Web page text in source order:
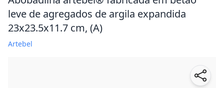
leve de agregados de argila expandida
23x23.5x11.7 cm, (A)
Artebel